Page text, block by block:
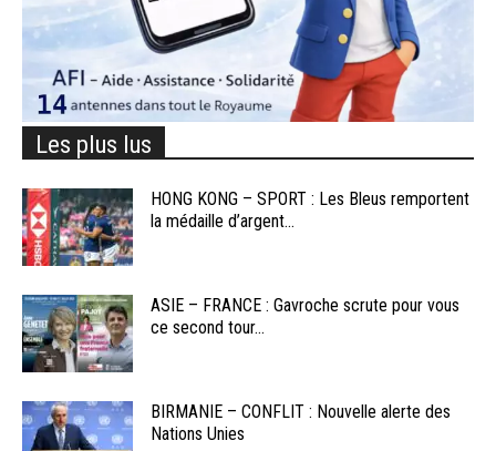
Les plus lus
HONG KONG – SPORT : Les Bleus remportent
la médaille d’argent...
ASIE – FRANCE : Gavroche scrute pour vous
ce second tour...
BIRMANIE – CONFLIT : Nouvelle alerte des
Nations Unies